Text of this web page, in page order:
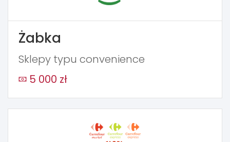
Żabka
Sklepy typu convenience
5 000 zł